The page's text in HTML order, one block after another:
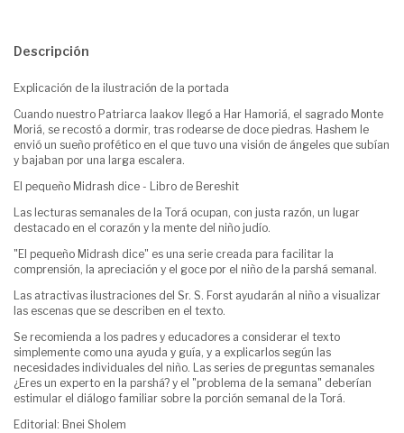
Descripción
Explicación de la ilustración de la portada
Cuando nuestro Patriarca Iaakov llegó a Har Hamoriá, el sagrado Monte
Moriá, se recostó a dormir, tras rodearse de doce piedras. Hashem le
envió un sueño profético en el que tuvo una visión de ángeles que subían
y bajaban por una larga escalera.
El pequeño Midrash dice - Libro de Bereshit
Las lecturas semanales de la Torá ocupan, con justa razón, un lugar
destacado en el corazón y la mente del niño judío.
"El pequeño Midrash dice" es una serie creada para facilitar la
comprensión, la apreciación y el goce por el niño de la parshá semanal.
Las atractivas ilustraciones del Sr. S. Forst ayudarán al niño a visualizar
las escenas que se describen en el texto.
Se recomienda a los padres y educadores a considerar el texto
simplemente como una ayuda y guía, y a explicarlos según las
necesidades individuales del niño. Las series de preguntas semanales
¿Eres un experto en la parshá? y el "problema de la semana" deberían
estimular el diálogo familiar sobre la porción semanal de la Torá.
Editorial: Bnei Sholem